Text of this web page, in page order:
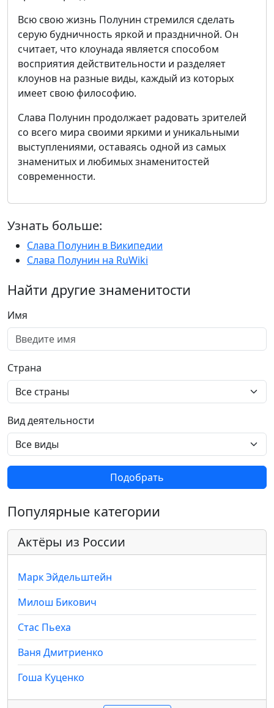
Всю свою жизнь Полунин стремился сделать
серую будничность яркой и праздничной. Он
считает, что клоунада является способом
восприятия действительности и разделяет
клоунов на разные виды, каждый из которых
имеет свою философию.
Слава Полунин продолжает радовать зрителей
со всего мира своими яркими и уникальными
выступлениями, оставаясь одной из самых
знаменитых и любимых знаменитостей
современности.
Узнать больше:
Слава Полунин в Википедии
Слава Полунин на RuWiki
Найти другие знаменитости
Имя
Страна
Вид деятельности
Подобрать
Популярные категории
Актёры из России
Марк Эйдельштейн
Милош Бикович
Стас Пьеха
Ваня Дмитриенко
Гоша Куценко